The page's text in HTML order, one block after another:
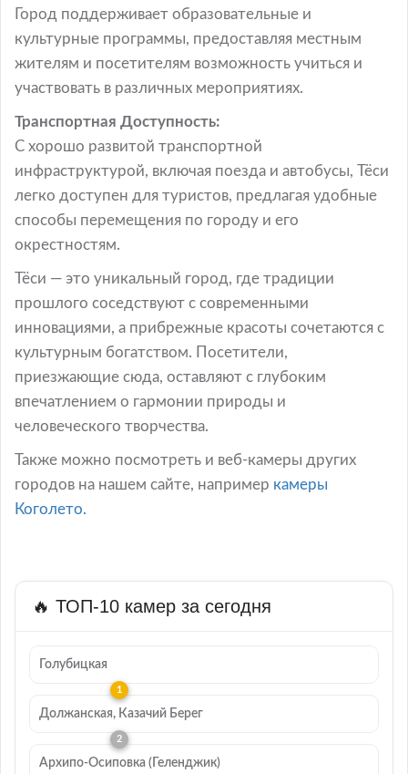
Город поддерживает образовательные и
культурные программы, предоставляя местным
жителям и посетителям возможность учиться и
участвовать в различных мероприятиях.
Транспортная Доступность:
С хорошо развитой транспортной
инфраструктурой, включая поезда и автобусы, Тёси
легко доступен для туристов, предлагая удобные
способы перемещения по городу и его
окрестностям.
Тёси — это уникальный город, где традиции
прошлого соседствуют с современными
инновациями, а прибрежные красоты сочетаются с
культурным богатством. Посетители,
приезжающие сюда, оставляют с глубоким
впечатлением о гармонии природы и
человеческого творчества.
Также можно посмотреть и веб-камеры других
городов на нашем сайте, например камеры
Коголето.
🔥 ТОП-10 камер за сегодня
Голубицкая
Должанская, Казачий Берег
Архипо-Осиповка (Геленджик)